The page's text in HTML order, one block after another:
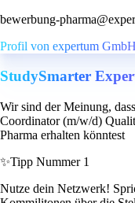
bewerbung-
Profil von expertum
StudySmarter
Wir sind der Meinung,
Coordinator (m/w/d)
Pharma erhalten könntest
✨Tipp Nummer 1
Nutze dein Netzwerk!